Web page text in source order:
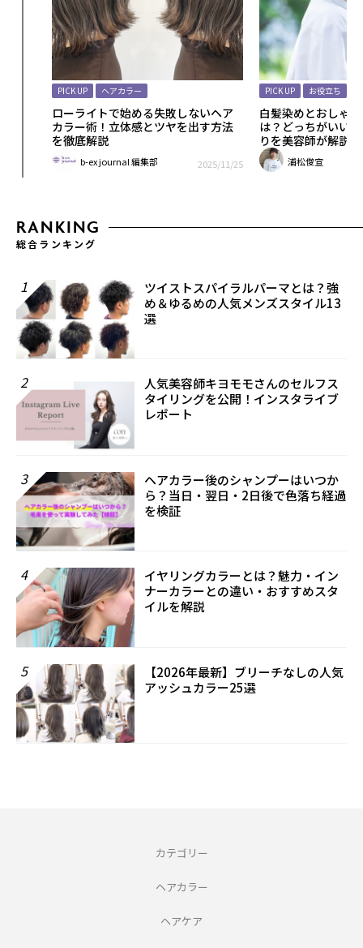
PICK UP ヘアカラー
ローライトで始める失敗しないヘア
カラー術！立体感とツヤを出す方法
を徹底解説
b-ex journal 編集部 2025/11/25
PICK UP お役立ち
白髪染めとおしゃ
は？どっちがいい
りを美容師が解説
浦松俊宣
RANKING
総合ランキング
1
ツイストスパイラルパーマとは？強
め＆ゆるめの人気メンズスタイル13
選
2
人気美容師キヨモモさんのセルフス
タイリングを公開！インスタライブ
レポート
3
ヘアカラー後のシャンプーはいつか
ら？当日・翌日・2日後で色落ち経過
を検証
4
イヤリングカラーとは？魅力・イン
ナーカラーとの違い・おすすめスタ
イルを解説
5
【2026年最新】ブリーチなしの人気
アッシュカラー25選
カテゴリー
ヘアカラー
ヘアケア